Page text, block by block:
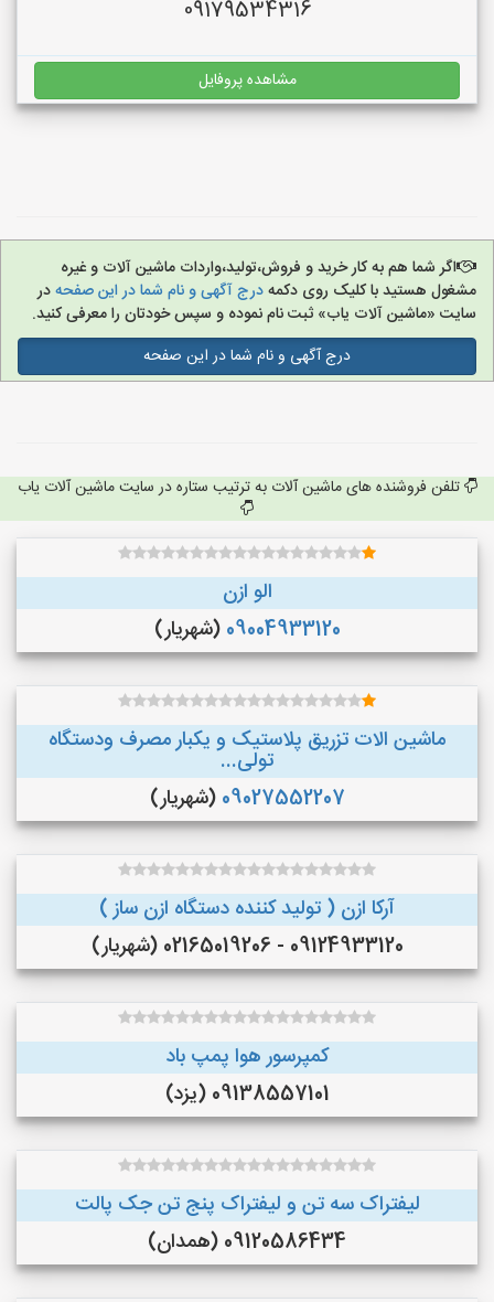
09179534316
مشاهده پروفایل
اگر شما هم به کار خرید و فروش،تولید،واردات ماشین آلات و غیره
مشغول هستید با کلیک روی دکمهدرج آگهی و نام شما در این صفحهدر
سایت «ماشین آلات یاب» ثبت نام نموده و سپس خودتان را معرفی کنید.
درج آگهی و نام شما در این صفحه
تلفن فروشنده های ماشین آلات به ترتیب ستاره در سایت ماشین آلات یاب
الو ازن
09004933120 (شهریار)
ماشین الات تزریق پلاستیک و یکبار مصرف ودستگاه
تولی...
09027552207 (شهریار)
آرکا ازن ( تولید کننده دستگاه ازن ساز )
09124933120 - 02165019206 (شهریار)
کمپرسور هوا پمپ باد
09138557101 (یزد)
لیفتراک سه تن و لیفتراک پنج تن جک پالت
09120586434 (همدان)